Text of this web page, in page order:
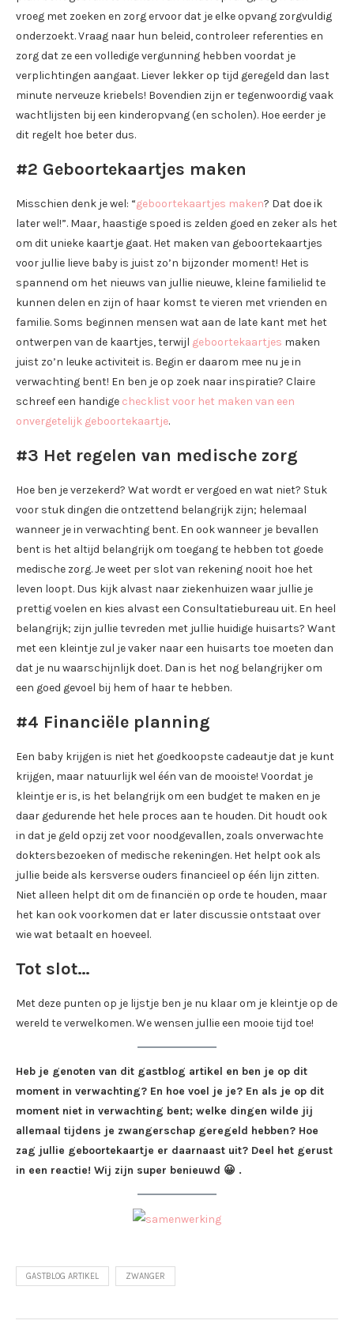
vroeg met zoeken en zorg ervoor dat je elke opvang zorgvuldig
onderzoekt. Vraag naar hun beleid, controleer referenties en
zorg dat ze een volledige vergunning hebben voordat je
verplichtingen aangaat. Liever lekker op tijd geregeld dan last
minute nerveuze kriebels! Bovendien zijn er tegenwoordig vaak
wachtlijsten bij een kinderopvang (en scholen). Hoe eerder je
dit regelt hoe beter dus.
#2 Geboortekaartjes maken
Misschien denk je wel: “geboortekaartjes maken? Dat doe ik
later wel!”. Maar, haastige spoed is zelden goed en zeker als het
om dit unieke kaartje gaat. Het maken van geboortekaartjes
voor jullie lieve baby is juist zo’n bijzonder moment! Het is
spannend om het nieuws van jullie nieuwe, kleine familielid te
kunnen delen en zijn of haar komst te vieren met vrienden en
familie. Soms beginnen mensen wat aan de late kant met het
ontwerpen van de kaartjes, terwijl geboortekaartjes maken
juist zo’n leuke activiteit is. Begin er daarom mee nu je in
verwachting bent! En ben je op zoek naar inspiratie? Claire
schreef een handige checklist voor het maken van een
onvergetelijk geboortekaartje.
#3 Het regelen van medische zorg
Hoe ben je verzekerd? Wat wordt er vergoed en wat niet? Stuk
voor stuk dingen die ontzettend belangrijk zijn; helemaal
wanneer je in verwachting bent. En ook wanneer je bevallen
bent is het altijd belangrijk om toegang te hebben tot goede
medische zorg. Je weet per slot van rekening nooit hoe het
leven loopt. Dus kijk alvast naar ziekenhuizen waar jullie je
prettig voelen en kies alvast een Consultatiebureau uit. En heel
belangrijk; zijn jullie tevreden met jullie huidige huisarts? Want
met een kleintje zul je vaker naar een huisarts toe moeten dan
dat je nu waarschijnlijk doet. Dan is het nog belangrijker om
een goed gevoel bij hem of haar te hebben.
#4 Financiële planning
Een baby krijgen is niet het goedkoopste cadeautje dat je kunt
krijgen, maar natuurlijk wel één van de mooiste! Voordat je
kleintje er is, is het belangrijk om een budget te maken en je
daar gedurende het hele proces aan te houden. Dit houdt ook
in dat je geld opzij zet voor noodgevallen, zoals onverwachte
doktersbezoeken of medische rekeningen. Het helpt ook als
jullie beide als kersverse ouders financieel op één lijn zitten.
Niet alleen helpt dit om de financiën op orde te houden, maar
het kan ook voorkomen dat er later discussie ontstaat over
wie wat betaalt en hoeveel.
Tot slot…
Met deze punten op je lijstje ben je nu klaar om je kleintje op de
wereld te verwelkomen. We wensen jullie een mooie tijd toe!
Heb je genoten van dit gastblog artikel en ben je op dit
moment in verwachting? En hoe voel je je? En als je op dit
moment niet in verwachting bent; welke dingen wilde jij
allemaal tijdens je zwangerschap geregeld hebben? Hoe
zag jullie geboortekaartje er daarnaast uit? Deel het gerust
in een reactie! Wij zijn super benieuwd 😀 .
GASTBLOG ARTIKEL ZWANGER